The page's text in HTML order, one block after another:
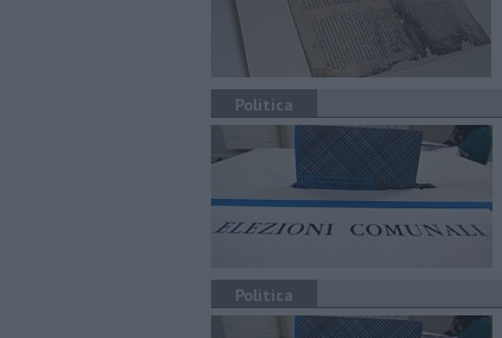
Politica
Politica